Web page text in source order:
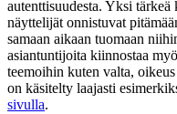
autenttisuudesta. Yksi
näyttelijät onnistuvat
samaan aikaan tuomaan
asiantuntijoita kiinnostaa
teemoihin kuten valta,
on käsitelty laajasti
sivulla.